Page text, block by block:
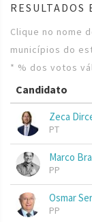
RESULTADOS
Clique no nome
municípios do
* % dos votos
Candidato
Zeca
PT
Marco
PP
Osmar
PP